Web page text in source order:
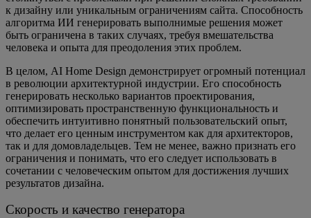
к дизайну или уникальным ограничениям сайта. Способность
алгоритма ИИ генерировать выполнимые решения может
быть ограничена в таких случаях, требуя вмешательства
человека и опыта для преодоления этих проблем.
В целом, AI Home Design демонстрирует огромный потенциал
в революции архитектурной индустрии. Его способность
генерировать несколько вариантов проектирования,
оптимизировать пространственную функциональность и
обеспечить интуитивно понятный пользовательский опыт,
что делает его ценным инструментом как для архитекторов,
так и для домовладельцев. Тем не менее, важно признать его
ограничения и понимать, что его следует использовать в
сочетании с человеческим опытом для достижения лучших
результатов дизайна.
Скорость и качество генератора